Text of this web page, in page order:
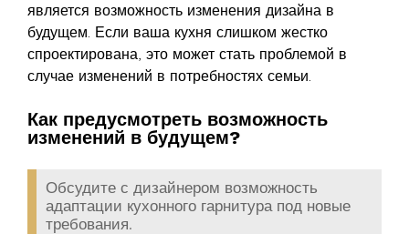
является возможность изменения дизайна в
будущем. Если ваша кухня слишком жестко
спроектирована, это может стать проблемой в
случае изменений в потребностях семьи.
Как предусмотреть возможность
изменений в будущем?
Обсудите с дизайнером возможность
адаптации кухонного гарнитура под новые
требования.